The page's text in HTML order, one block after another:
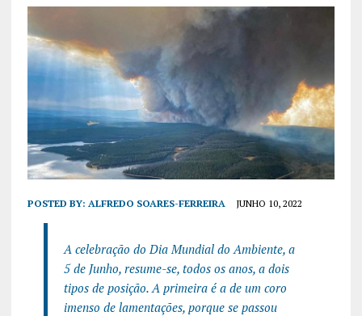
POSTED BY: ALFREDO SOARES-FERREIRA JUNHO 10, 2022
A celebração do Dia Mundial do Ambiente, a
5 de Junho, resume-se, todos os anos, a dois
tipos de posição. A primeira é a de um coro
imenso de lamentações, porque se passou